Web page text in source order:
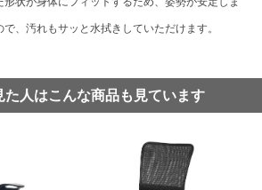
、汚れもサッと水拭きしていただけます。
た人はこんな商品も見ています